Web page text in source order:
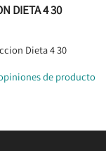
DIETA 4 30
Dieta 4 30
de producto